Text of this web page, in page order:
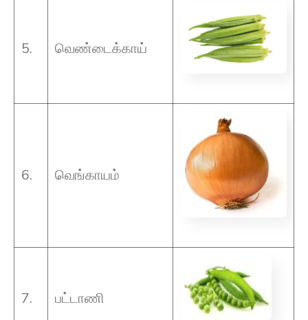
5. வெண்டைக்காய்
6. வெங்காயம்
7. பட்டாணி